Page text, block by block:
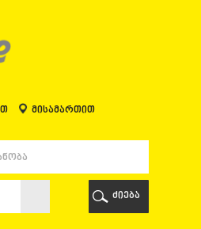
მისამართით
ძიება